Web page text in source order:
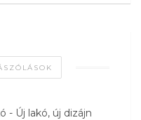
- Új lakó, új dizájn